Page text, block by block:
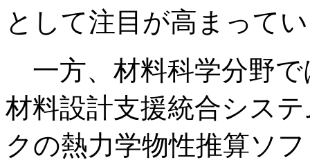
として注目が高まって
一方、材料科学分野
材料設計支援統合シス
クの熱力学物性推算ソ